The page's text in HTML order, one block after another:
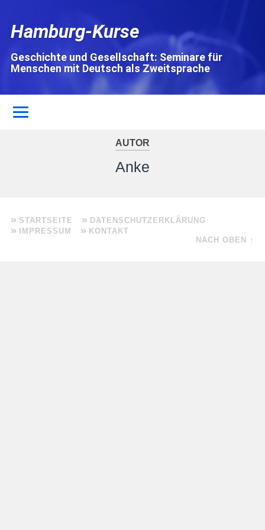
Hamburg-Kurse
Geschichte und Gesellschaft: Seminare für
Menschen mit Deutsch als Zweitsprache
AUTOR
Anke
STARTSEITE
DATENSCHUTZERKLÄRUNG
IMPRESSUM
KONTAKT
NACH OBEN ↑